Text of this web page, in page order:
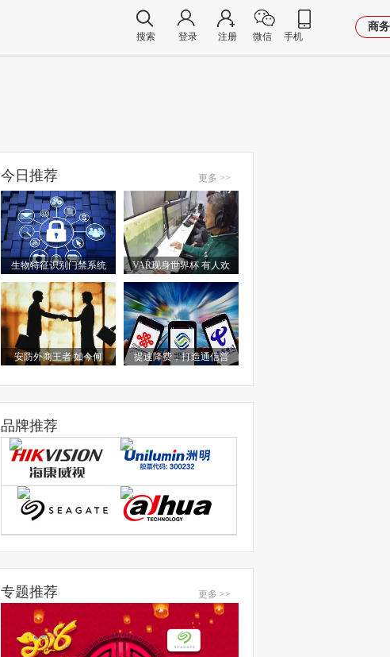
搜索 登录 注册 微信 手机
商
今日推荐 更多 >>
生物特征识别门禁系统 VAR现身世界杯 有人欢
安防外商王者 如今何 提速降费，打造通信普
品牌推荐
专题推荐 更多 >>